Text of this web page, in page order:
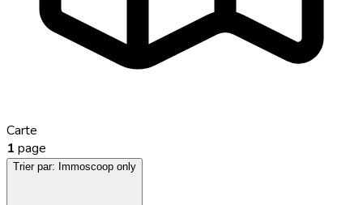
Carte
1 page
Trier par: Immoscoop only